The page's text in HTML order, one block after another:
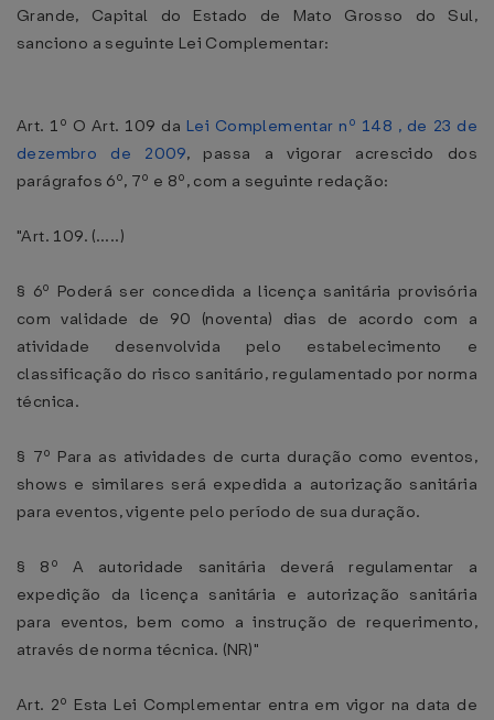
Grande, Capital do Estado de Mato Grosso do Sul,
sanciono a seguinte Lei Complementar:
Art. 1º O Art. 109 da Lei Complementar nº 148 , de 23 de
dezembro de 2009, passa a vigorar acrescido dos
parágrafos 6º, 7º e 8º, com a seguinte redação:
"Art. 109. (.....)
§ 6º Poderá ser concedida a licença sanitária provisória
com validade de 90 (noventa) dias de acordo com a
atividade desenvolvida pelo estabelecimento e
classificação do risco sanitário, regulamentado por norma
técnica.
§ 7º Para as atividades de curta duração como eventos,
shows e similares será expedida a autorização sanitária
para eventos, vigente pelo período de sua duração.
§ 8º A autoridade sanitária deverá regulamentar a
expedição da licença sanitária e autorização sanitária
para eventos, bem como a instrução de requerimento,
através de norma técnica. (NR)"
Art. 2º Esta Lei Complementar entra em vigor na data de